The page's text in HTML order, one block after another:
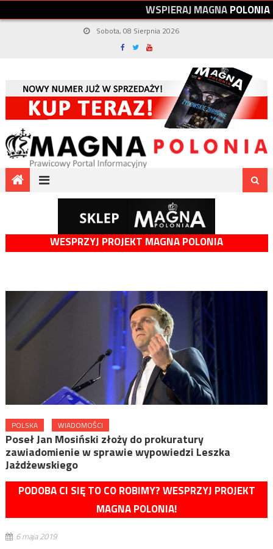
WSPIERAJMAGNAPOLONIA
Sobota, 08 Sierpnia 2026
WESPRZYJ PROJEKT MAGNA POLONIA
POLSKA WIADOMOŚCI
Poseł Jan Mosiński złoży do prokuratury
zawiadomienie w sprawie wypowiedzi Leszka
Jażdżewskiego
PODOBA CI SIĘ TO CO ROBIMY? WESPRZYJ PROJEKT
MAGNA POLONIA!
6 maja 2019